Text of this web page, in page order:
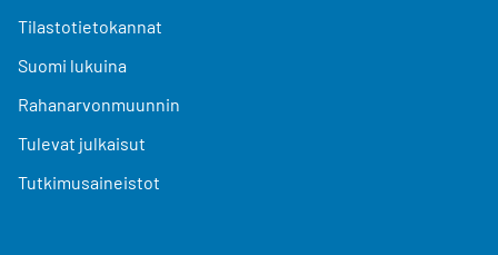
Tilastotietokannat
Suomi lukuina
Rahanarvonmuunnin
Tulevat julkaisut
Tutkimusaineistot